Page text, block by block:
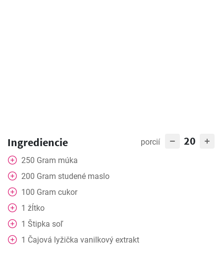
Ingrediencie porcií 20
250 Gram múka
200 Gram studené maslo
100 Gram cukor
1 žĺtko
1 Štipka soľ
1 Čajová lyžička vanilkový extrakt